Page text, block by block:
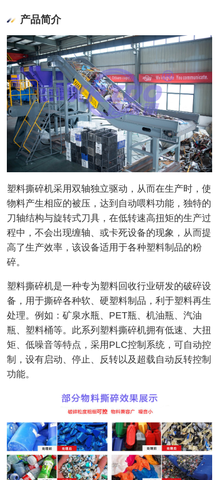
产品简介
塑料撕碎机采用双轴独立驱动，从而在生产时，使
物料产生相应的被压，达到自动喂料功能，独特的
刀轴结构与旋转式刀具，在低转速高扭矩的生产过
程中，不会出现缠轴、或卡死设备的现象，从而提
高了生产效率，该设备适用于各种塑料制品的粉
碎。
塑料撕碎机是一种专为塑料回收行业研发的破碎设
备，用于撕碎各种软、硬塑料制品，利于塑料再生
处理。例如：矿泉水瓶、PET瓶、机油瓶、汽油
瓶、塑料桶等。此系列塑料撕碎机拥有低速、大扭
矩、低噪音等特点，采用PLC控制系统，可自动控
制，设有启动、停止、反转以及超载自动反转控制
功能。